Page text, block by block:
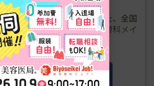
徴
指導医である医師が創立した、全国
療＋美容医療を行う美容皮膚科メイ
す。
のコンセプトで、患者様が気軽に通
や保険の看板も構えたクリニックづ
だと3時間待ちも起きるような勢い
求人の詳細を見る